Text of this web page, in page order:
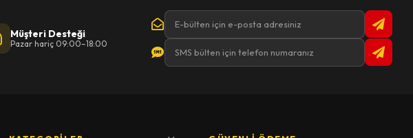
Müşteri Desteği
Pazar hariç 09:00–18:00